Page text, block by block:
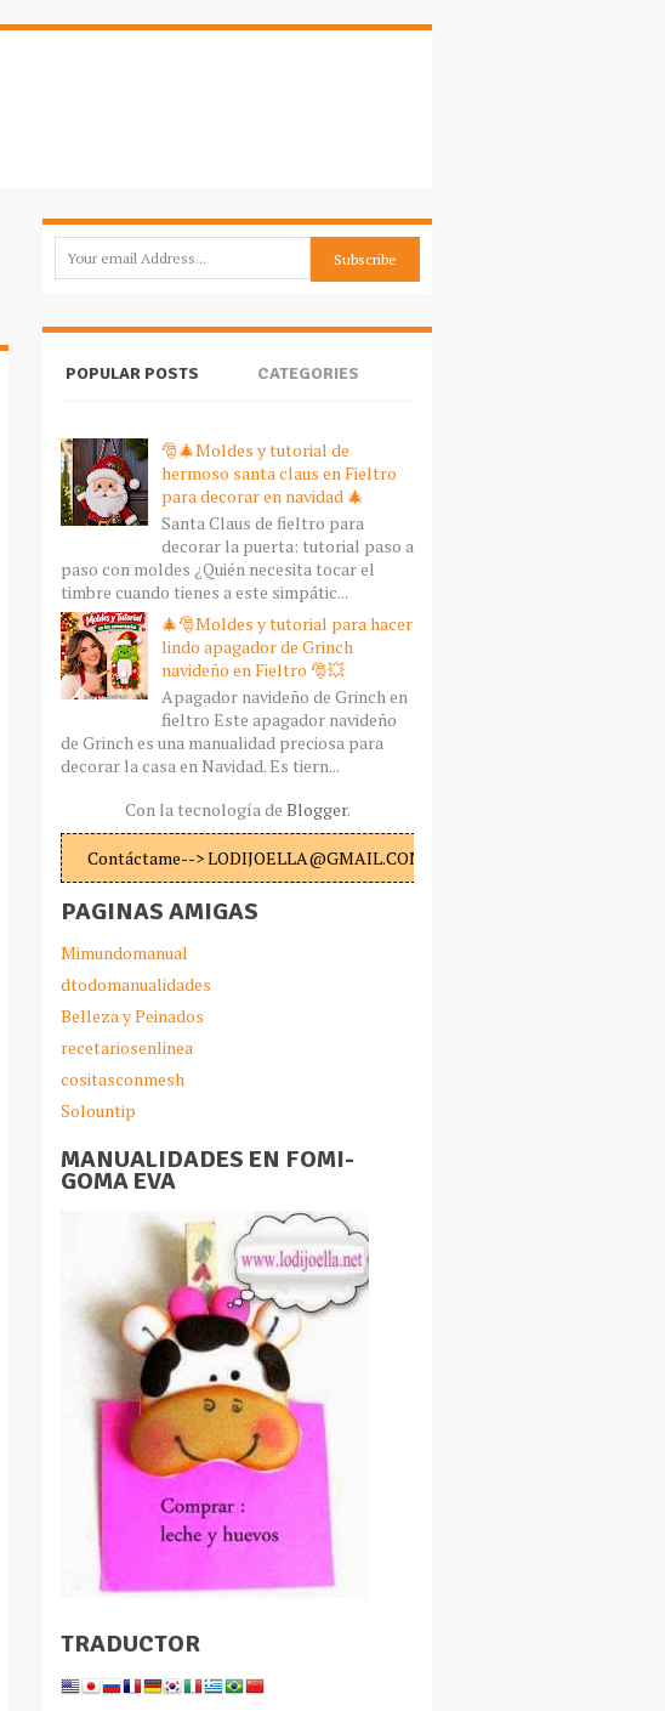
POPULAR POSTS CATEGORIES
🎅🎄Moldes y tutorial de
hermoso santa claus en Fieltro
para decorar en navidad 🎄
Santa Claus de fieltro para
decorar la puerta: tutorial paso a
paso con moldes ¿Quién necesita tocar el
timbre cuando tienes a este simpátic...
🎄🎅Moldes y tutorial para hacer
lindo apagador de Grinch
navideño en Fieltro 🎅💥
Apagador navideño de Grinch en
fieltro Este apagador navideño
de Grinch es una manualidad preciosa para
decorar la casa en Navidad. Es tiern...
Con la tecnología de Blogger.
Contáctame--> LODIJOELLA@GMAIL.COM
PAGINAS AMIGAS
Mimundomanual
dtodomanualidades
Belleza y Peinados
recetariosenlinea
cositasconmesh
Solountip
MANUALIDADES EN FOMI-
GOMA EVA
TRADUCTOR